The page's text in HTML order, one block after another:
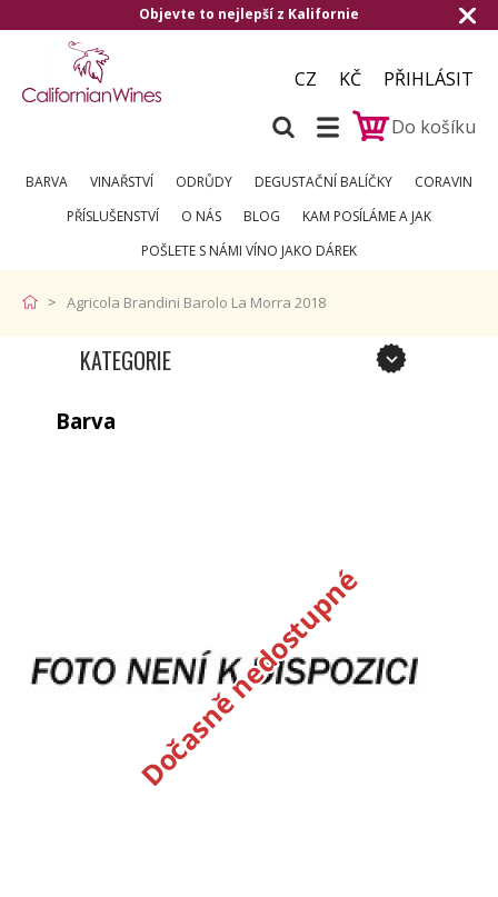
Objevte to nejlepší z Kalifornie
CZ KČ
PŘIHLÁSIT
Do košíku
BARVA VINAŘSTVÍ ODRŮDY DEGUSTAČNÍ BALÍČKY
CORAVIN
PŘÍSLUŠENSTVÍ
O NÁS BLOG
KAM POSÍLÁME A JAK
POŠLETE S NÁMI VÍNO JAKO DÁREK
Agricola Brandini Barolo La Morra 2018
KATEGORIE
Barva
Dočasně nedostupné